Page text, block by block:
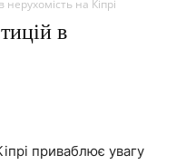
на Кіпрі
в
приваблює увагу